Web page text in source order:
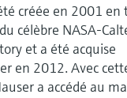
des appareils
réparation rapide.
créée en 2001
célèbre NASA-
et a été acquise
en 2012. Avec
a accédé au